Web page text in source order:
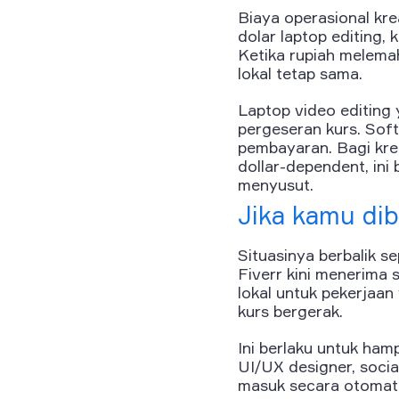
Biaya operasional
dolar laptop editing,
Ketika rupiah
lokal tetap sama.
Laptop video editing
pergeseran kurs.
pembayaran. Bagi
dollar-dependent, ini
menyusut.
Jika kamu
Situasinya berbalik
Fiverr kini menerima
lokal untuk
kurs bergerak.
Ini berlaku untuk
UI/UX designer,
masuk secara